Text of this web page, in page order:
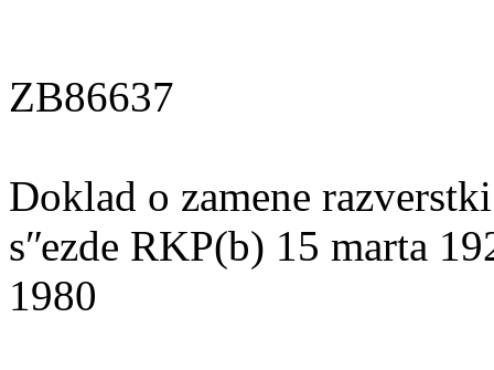
ZB86637
Doklad o zamene
sʺezde RKP(b) 15 marta
1980